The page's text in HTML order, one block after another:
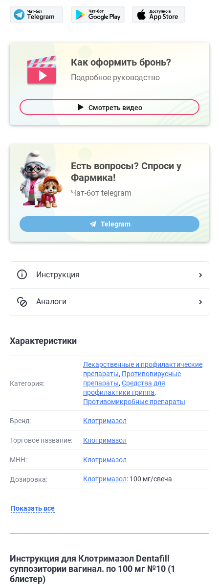
Как оформить бронь?
Подробное руководство
Смотреть видео
Есть вопросы? Спроси у
Фармика!
Чат-бот telegram
Telegram
Инструкция
Аналоги
Характеристики
Категория:
Лекарственные и профилактические
препараты, Противовирусные
препараты, Средства для
профилактики гриппа,
Противомикробные препараты
Бренд: Клотримазол
Торговое название: Клотримазол
МНН: Клотримазол
Дозировка: Клотримазол: 100 мг/свеча
Показать все
Инструкция для Клотримазол Dentafill
суппозитории вагинал. по 100 мг №10 (1
блистер)